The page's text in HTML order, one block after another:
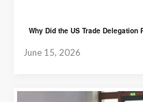
Why Did the US Trade Delegation
June 15, 2026